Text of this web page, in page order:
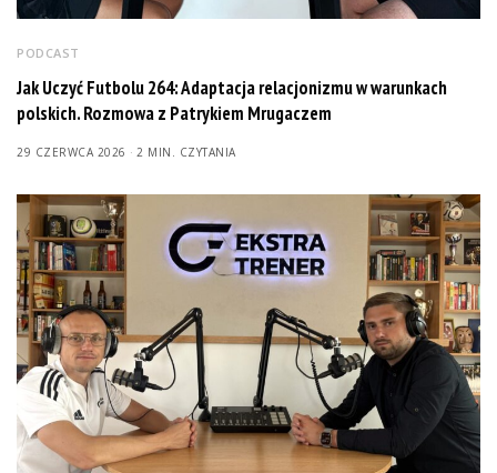
PODCAST
Jak Uczyć Futbolu 264: Adaptacja relacjonizmu w warunkach
polskich. Rozmowa z Patrykiem Mrugaczem
29 CZERWCA 2026 2 MIN. CZYTANIA